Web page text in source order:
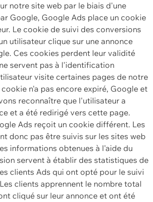
notre site web par le biais d'une
Google, Google Ads place un cookie
Le cookie de suivi des conversions
utilisateur clique sur une annonce
Ces cookies perdent leur validité
servent pas à l'identification
visite certaines pages de notre
n'a pas encore expiré, Google et
reconnaître que l'utilisateur a
et a été redirigé vers cette page.
Ads reçoit un cookie différent. Les
donc pas être suivis sur les sites web
informations obtenues à l'aide du
servent à établir des statistiques de
clients Ads qui ont opté pour le suivi
clients apprennent le nombre total
cliqué sur leur annonce et ont été